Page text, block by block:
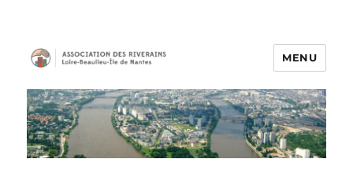
Association des Riverains
MENU